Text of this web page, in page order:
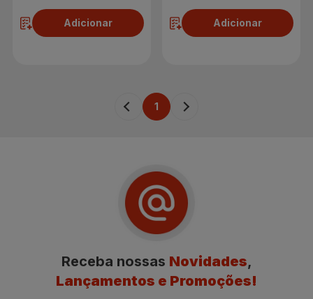
Adicionar Adicionar
1
Receba nossas Novidades,
Lançamentos e Promoções!